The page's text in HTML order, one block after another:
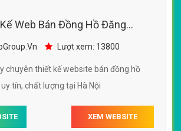
Web Bán Đồng Hồ Đăng
chuyên nghiệp chuẩn SEO
Lượt xem: 13800
chuyên thiết kế website bán đồng hồ
tín, chất lượng tại Hà Nội
XEM WEBSITE